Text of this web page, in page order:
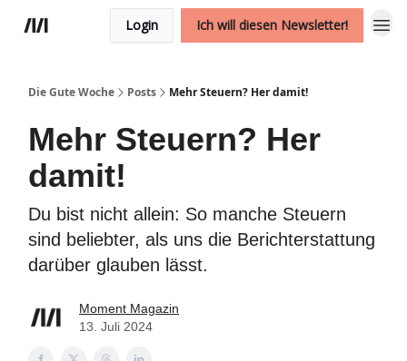
Login Ich will diesen Newsletter!
Die Gute Woche Posts Mehr Steuern? Her damit!
Mehr Steuern? Her
damit!
Du bist nicht allein: So manche Steuern
sind beliebter, als uns die Berichterstattung
darüber glauben lässt.
Moment Magazin
13. Juli 2024